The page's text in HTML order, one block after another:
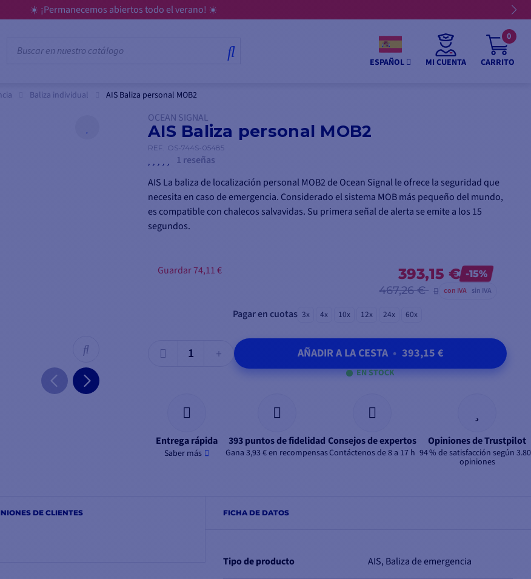
☀️ ¡Permanecemos abiertos todo el verano! ☀️
ESPAÑOL MI CUENTA CARRITO
0
Baliza individual AIS Baliza personal MOB2
OCEAN SIGNAL
AIS Baliza personal MOB2
REF. OS-744S-05485
1 reseñas
AIS La baliza de localización personal MOB2 de Ocean Signal le ofrece la seguridad que
necesita en caso de emergencia. Considerado el sistema MOB más pequeño del mundo,
es compatible con chalecos salvavidas. Su primera señal de alerta se emite a los 15
segundos.
vela o la motonáutica..
393,15 € -15%
467,26 € con IVA sin IVA
Guardar 74,11 €
Pagar en cuotas 3x 4x 10x 12x 24x 60x
AÑADIR A LA CESTA • 393,15 €
EN STOCK
Entrega rápida
Saber más
393 puntos de fidelidad
Gana 3,93 € en recompensas
Consejos de expertos
Contáctenos de 8 a 17 h
Opiniones de Trustpilot
94 % de satisfacción según
opiniones
FICHA DE DATOS
Tipo de producto AIS, Baliza de emergencia
DE CLIENTES